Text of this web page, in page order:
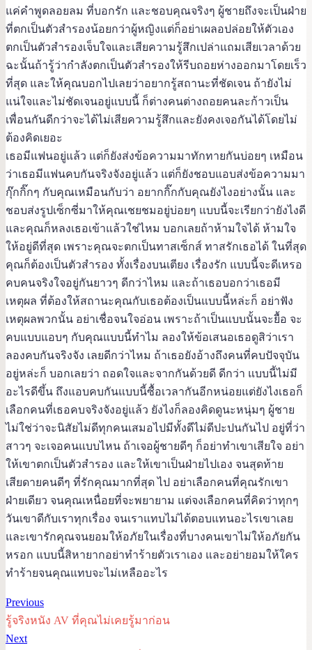
แค่คำพูดลอยลม ที่บอกรัก และชอบคุณจริงๆ ผู้ชายถึงจะเป็นฝ่าย
ที่ตกเป็นตัวสำรองน้อยกว่าผู้หญิงแต่ก็อย่าเผลอปล่อยให้ตัวเอง
ตกเป็นตัวสำรองเจ็บใจและเสียความรู้สึกเปล่าแถมเสียเวลาด้วย
ฉะนั้นถ้ารู้ว่ากำลังตกเป็นตัวสำรองให้รีบถอยห่างออกมาโดยเร็ว
ที่สุด และให้คุณบอกไปเลยว่าอยากรู้สถานะที่ชัดเจน ถ้ายังไม่
แน่ใจและไม่ชัดเจนอยู่แบบนี้ ก็ต่างคนต่างถอยคนละก้าวเป็น
เพื่อนกันดีกว่าจะได้ไม่เสียความรู้สึกและยังคงเจอกันได้โดยไม่
ต้องคิดเยอะ
เธอมีแฟนอยู่แล้ว แต่ก็ยังส่งข้อความมาทักทายกันบ่อยๆ เหมือน
ว่าเธอมีแฟนคบกันจริงจังอยู่แล้ว แต่ก็ยังชอบแอบส่งข้อความมา
กุ๊กกิ๊กๆ กับคุณเหมือนกับว่า อยากกิ๊กกับคุณยังไงอย่างนั้น และ
ชอบส่งรูปเซ็กซี่มาให้คุณเชยชมอยู่บ่อยๆ แบบนี้จะเรียกว่ายังไงดี
และคุณก็หลงเธอเข้าแล้วใช่ไหม บอกเลยถ้าห้ามใจได้ ห้ามใจ
ให้อยู่ดีที่สุด เพราะคุณจะตกเป็นทาสเซ็กส์ ทาสรักเธอได้ ในที่สุด
คุณก็ต้องเป็นตัวสำรอง ทั้งเรื่องบนเตียง เรื่องรัก แบบนี้จะดีเหรอ
คบคนจริงใจอยู่กันยาวๆ ดีกว่าไหม และถ้าเธอบอกว่าเธอมี
เหตุผล ที่ต้องให้สถานะคุณกับเธอต้องเป็นแบบนี้หล่ะก็ อย่าฟัง
เหตุผลพวกนั้น อย่าเชื่อจนใจอ่อน เพราะถ้าเป็นแบบนั้นจะยื้อ จะ
คบแบบแอบๆ กับคุณแบบนี้ทำไม ลองให้ข้อเสนอเธอดูสิว่าเรา
ลองคบกันจริงจัง เลยดีกว่าไหม ถ้าเธอยังอ้างถึงคนที่คบปัจจุบัน
อยู่หล่ะก็ บอกเลยว่า ถอดใจและจากกันด้วยดี ดีกว่า แบบนี้ไม่มี
อะไรดีขึ้น ถึงแอบคบกันแบบนี้ซื้อเวลากันอีกหน่อยแต่ยังไงเธอก็
เลือกคนที่เธอคบจริงจังอยู่แล้ว ยังไงก็ลองคิดดูนะหนุ่มๆ ผู้ชาย
ไม่ใช่ว่าจะนิสัยไม่ดีทุกคนเสมอไปมีทั้งดีไม่ดีปะปนกันไป อยู่ที่ว่า
สาวๆ จะเจอคนแบบไหน ถ้าเจอผู้ชายดีๆ ก็อย่าทำเขาเสียใจ อย่า
ให้เขาตกเป็นตัวสำรอง และให้เขาเป็นฝ่ายไปเอง จนสุดท้าย
เสียดายคนดีๆ ที่รักคุณมากที่สุด ไป อย่าเลือกคนที่คุณรักเขา
ฝ่ายเดียว จนคุณเหนื่อยที่จะพยายาม แต่จงเลือกคนที่คิดว่าทุกๆ
วันเขาดีกับเราทุกเรื่อง จนเราแทบไม่ได้ตอบแทนอะไรเขาเลย
และเขารักคุณจนยอมให้อภัยในเรื่องที่บางคนเขาไม่ให้อภัยกัน
หรอก แบบนี้สิหายากอย่าทำร้ายตัวเราเอง และอย่ายอมให้ใคร
ทำร้ายจนคุณแทบจะไม่เหลืออะไร
Previous
รู้จริงหนัง AV ที่คุณไม่เคยรู้มาก่อน
Next